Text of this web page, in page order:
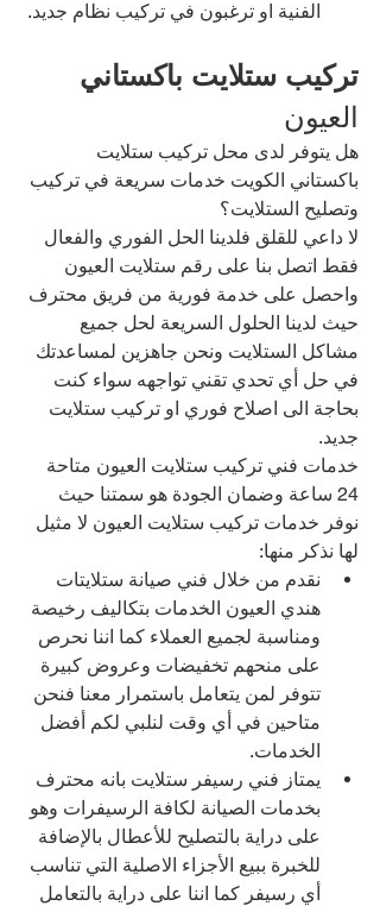
الفنية او ترغبون في تركيب نظام جديد.
تركيب ستلايت باكستاني
العيون
هل يتوفر لدى محل تركيب ستلايت
باكستاني الكويت خدمات سريعة في تركيب
وتصليح الستلايت؟
لا داعي للقلق فلدينا الحل الفوري والفعال
فقط اتصل بنا على رقم ستلايت العيون
واحصل على خدمة فورية من فريق محترف
حيث لدينا الحلول السريعة لحل جميع
مشاكل الستلايت ونحن جاهزين لمساعدتك
في حل أي تحدي تقني تواجهه سواء كنت
بحاجة الى اصلاح فوري او تركيب ستلايت
جديد.
خدمات فني تركيب ستلايت العيون متاحة
24 ساعة وضمان الجودة هو سمتنا حيث
نوفر خدمات تركيب ستلايت العيون لا مثيل
لها نذكر منها:
نقدم من خلال فني صيانة ستلايتات
هندي العيون الخدمات بتكاليف رخيصة
ومناسبة لجميع العملاء كما اننا نحرص
على منحهم تخفيضات وعروض كبيرة
تتوفر لمن يتعامل باستمرار معنا فنحن
متاحين في أي وقت لنلبي لكم أفضل
الخدمات.
يمتاز فني رسيفر ستلايت بانه محترف
بخدمات الصيانة لكافة الرسيفرات وهو
على دراية بالتصليح للأعطال بالإضافة
للخبرة ببيع الأجزاء الاصلية التي تناسب
أي رسيفر كما اننا على دراية بالتعامل